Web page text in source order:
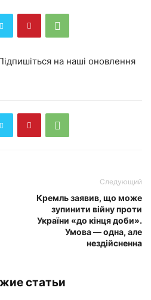
на наші оновлення
Следующий
Кремль заявив, що може
зупинити війну проти
України «до кінця доби».
Умова — одна, але
нездійсненна
статьи